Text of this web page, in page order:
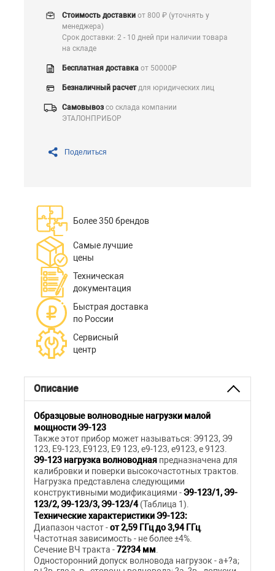
Стоимость доставки от 800 ₽ (уточнять у
менеджера)
Срок доставки: 2 - 10 дней при наличии товара
на складе
Бесплатная доставка от 50000₽
Безналичный расчетдля юридических лиц
Самовывозсо склада компании
ЭТАЛОНПРИБОР
Поделиться
Более 350 брендов
Самые лучшие
цены
Техническая
документация
Быстрая доставка
по России
Сервисный
центр
Описание
Образцовые волноводные нагрузки малой
мощностиЭ9-123
Также этот прибор может называться: Э9123, Э9
123, Е9-123, Е9123, Е9 123, e9-123, e9123, e 9123.
Э9-123 нагрузка волноводная предназначена для
калибровки и поверки высокочастотных трактов.
Нагрузка представлена следующими
конструктивными модификациями -Э9-123/1, Э9-
123/2, Э9-123/3, Э9-123/4(Таблица 1).
Технические характеристикиЭ9-123:
Диапазон частот -от 2,59 ГГц до 3,94 ГГц.
Частотная зависимость - не более ±4%.
Сечение ВЧ тракта -72?34 мм
Односторонний допуск волновода нагрузок - а+?а;